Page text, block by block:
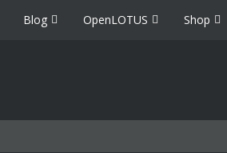
Blog OpenLOTUS Shop